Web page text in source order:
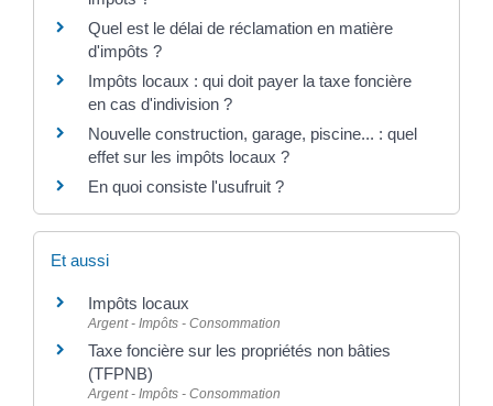
Quel est le délai de réclamation en matière
d'impôts ?
Impôts locaux : qui doit payer la taxe foncière
en cas d'indivision ?
Nouvelle construction, garage, piscine... : quel
effet sur les impôts locaux ?
En quoi consiste l'usufruit ?
Et aussi
Impôts locaux
Argent - Impôts - Consommation
Taxe foncière sur les propriétés non bâties
(TFPNB)
Argent - Impôts - Consommation